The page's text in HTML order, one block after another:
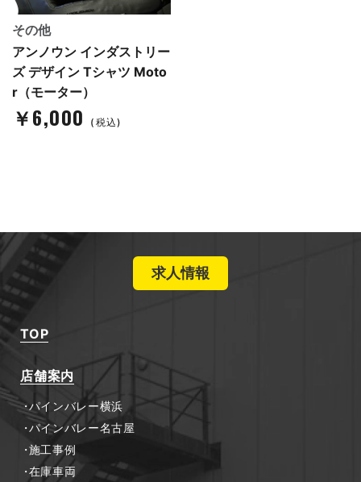
その他
アンノウン インダストリー
ズ デザイン Tシャツ Moto
r（モーター）
￥6,000 (税込)
求人情報
TOP
店舗案内
パインバレー横浜
パインバレー名古屋
施工事例
在庫車両